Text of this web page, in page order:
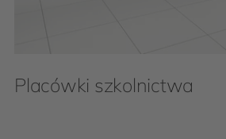
Placówki szkolnictwa